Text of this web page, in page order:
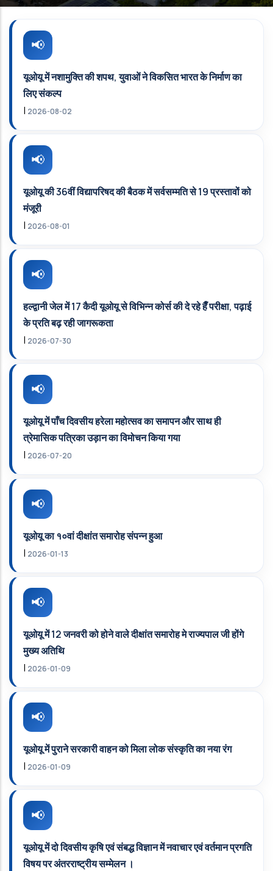
यूओयू में नशामुक्ति की शपथ, युवाओं ने विकसित भारत के निर्माण का
लिए संकल्प
| 2026-08-02
यूओयू की 36वीं विद्यापरिषद की बैठक में सर्वसम्मति से 19 प्रस्तावों को
मंजूरी
| 2026-08-01
हल्द्वानी जेल में 17 कैदी यूओयू से विभिन्न कोर्स की दे रहे हैँ परीक्षा, पढ़ाई
के प्रति बढ़ रही जागरूकता
| 2026-07-30
यूओयू में पाँच दिवसीय हरेला महोत्सव का समापन और साथ ही
त्रेमासिक पत्रिका उड़ान का विमोचन किया गया
| 2026-07-20
यूओयू का १०वां दीक्षांत समारोह संपन्न हुआ
| 2026-01-13
यूओयू में 12 जनवरी को होने वाले दीक्षांत समारोह मे राज्यपाल जी होंगे
मुख्य अतिथि
| 2026-01-09
यूओयू में पुराने सरकारी वाहन को मिला लोक संस्कृति का नया रंग
| 2026-01-09
यूओयू में दो दिवसीय कृषि एवं संबद्ध विज्ञान में नवाचार एवं वर्तमान प्रगति
विषय पर अंतरराष्‍ट्रीय सम्‍मेलन ।